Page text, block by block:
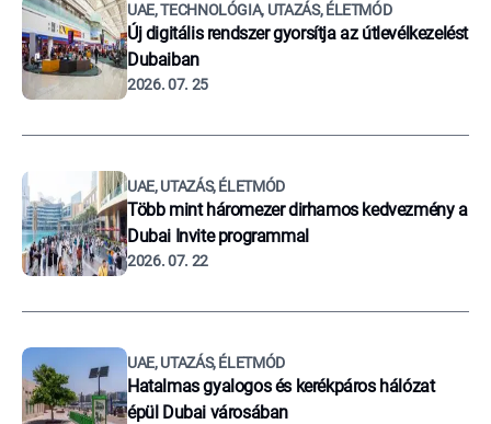
UAE, TECHNOLÓGIA, UTAZÁS, ÉLETMÓD
Új digitális rendszer gyorsítja az útlevélkezelést
Dubaiban
2026. 07. 25
UAE, UTAZÁS, ÉLETMÓD
Több mint háromezer dirhamos kedvezmény a
Dubai Invite programmal
2026. 07. 22
UAE, UTAZÁS, ÉLETMÓD
Hatalmas gyalogos és kerékpáros hálózat
épül Dubai városában